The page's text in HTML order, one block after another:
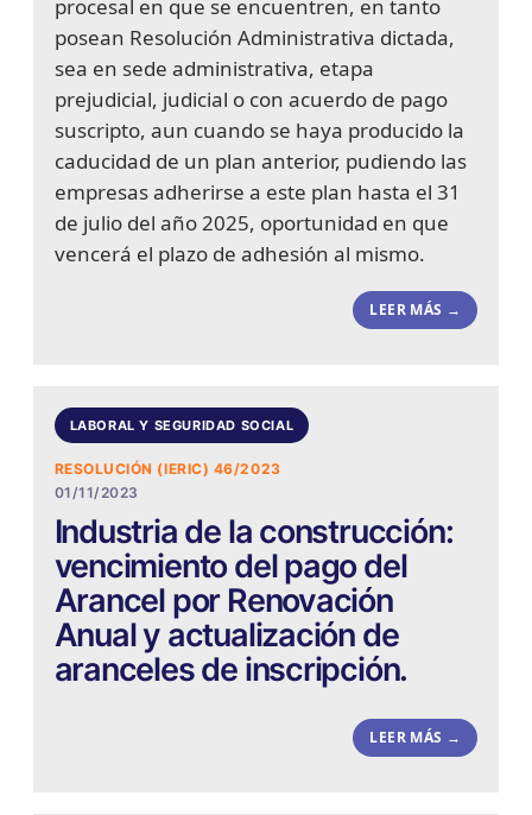
procesal en que se encuentren, en tanto
posean Resolución Administrativa dictada,
sea en sede administrativa, etapa
prejudicial, judicial o con acuerdo de pago
suscripto, aun cuando se haya producido la
caducidad de un plan anterior, pudiendo las
empresas adherirse a este plan hasta el 31
de julio del año 2025, oportunidad en que
vencerá el plazo de adhesión al mismo.
LEER MÁS →
LABORAL Y SEGURIDAD SOCIAL
RESOLUCIÓN (IERIC) 46/2023
01/11/2023
Industria de la construcción:
vencimiento del pago del
Arancel por Renovación
Anual y actualización de
aranceles de inscripción.
LEER MÁS →